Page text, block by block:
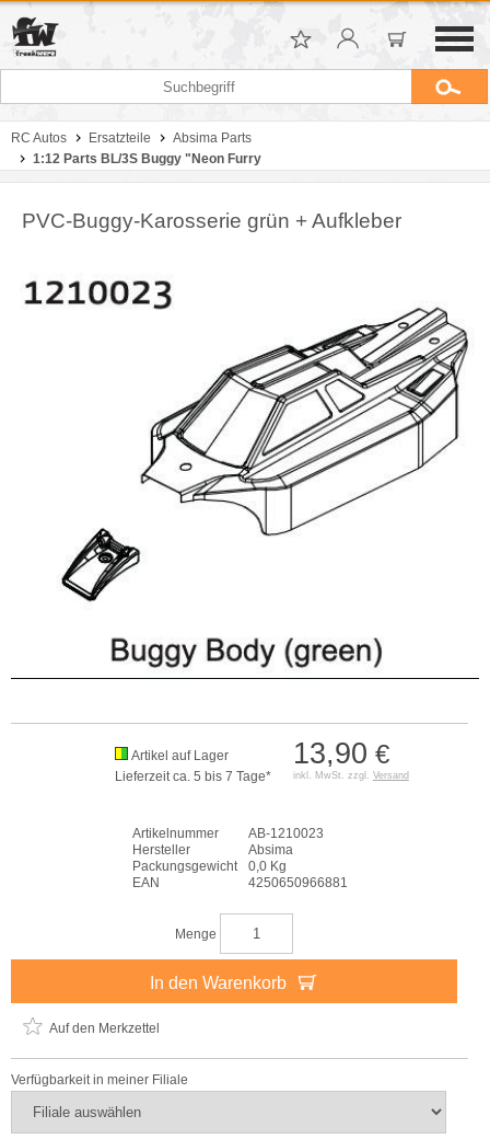
RC Autos Ersatzteile
Absima Parts
1:12 Parts BL/3S Buggy "Neon Furry
PVC-Buggy-Karosserie grün + Aufkleber
13,90 €
inkl. MwSt. zzgl. Versand
Artikel auf Lager
Lieferzeit ca. 5 bis 7 Tage*
Artikelnummer
AB-1210023
Hersteller
Absima
Packungsgewicht
0,0 Kg
EAN
4250650966881
Menge
In den Warenkorb
Auf den Merkzettel
Verfügbarkeit in meiner Filiale